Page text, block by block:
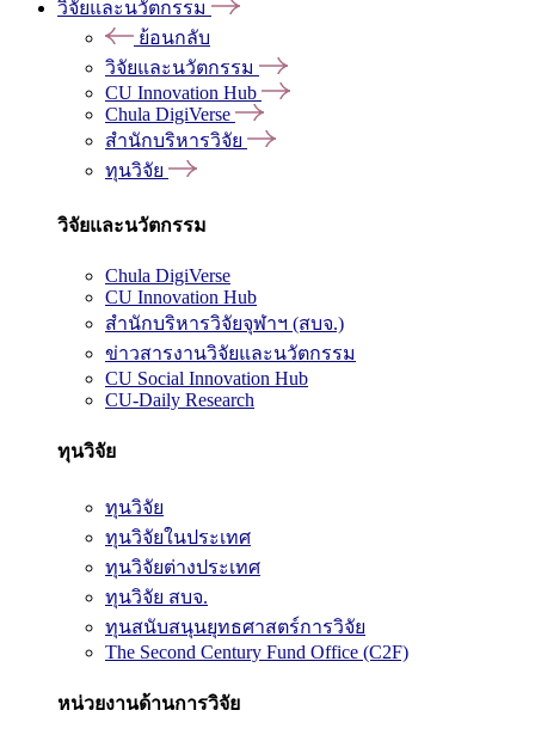
วิจัยและนวัตกรรม
ย้อนกลับ
วิจัยและนวัตกรรม
CU Innovation Hub
Chula DigiVerse
สำนักบริหารวิจัย
ทุนวิจัย
วิจัยและนวัตกรรม
Chula DigiVerse
CU Innovation Hub
สำนักบริหารวิจัยจุฬาฯ (สบจ.)
ข่าวสารงานวิจัยและนวัตกรรม
CU Social Innovation Hub
CU-Daily Research
ทุนวิจัย
ทุนวิจัย
ทุนวิจัยในประเทศ
ทุนวิจัยต่างประเทศ
ทุนวิจัย สบจ.
ทุนสนับสนุนยุทธศาสตร์การวิจัย
The Second Century Fund Office (C2F)
หน่วยงานด้านการวิจัย